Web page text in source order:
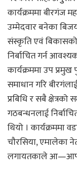
कार्यक्रममा बीरगंज
उम्मेदवार बनेका
संस्कृति एवं
निर्बाचित गर्न
कार्यक्रममा उप
समाधान गरि
प्रबिधि र सबै
गठबन्धनलाई
थियो । कार्यक्रममा
चौरसिया, एमालेका
लगायतकाले